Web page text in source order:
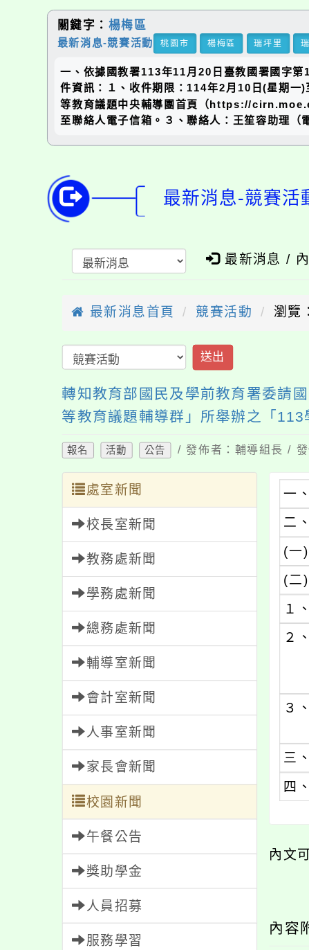
關鍵字： 楊梅區
最新消息-競賽活動 桃園市 楊梅區 瑞坪里
一、依據國教署113年11月20日臺教國署國字
件資訊：１、收件期限：114年2月10日(星期一
等教育議題中央輔導團首頁（https://
至聯絡人電子信箱。３、聯絡人：王笙容助理
最新消息-競賽活
最新消息 /
最新消息首頁 競賽活動 瀏覽
送出
轉知教育部國民及學前教育署委請
等教育議題輔導群」所舉辦之「
報名 活動 公告 / 發佈者：輔導組長 /
處室新聞
校長室新聞
教務處新聞
學務處新聞
總務處新聞
輔導室新聞
會計室新聞
人事室新聞
家長會新聞
校園新聞
午餐公告
獎助學金
人員招募
服務學習
一、
二、
(一)
(二)
１、
２、
３、
三、
四、
內文
內容